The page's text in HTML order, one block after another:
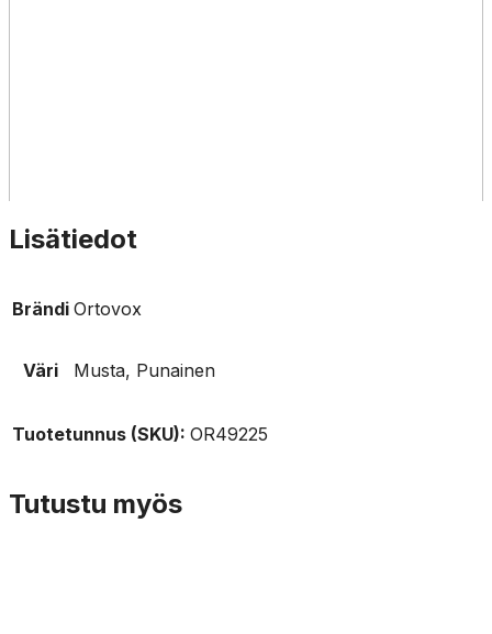
Lisätiedot
Brändi Ortovox
Väri Musta, Punainen
Tuotetunnus (SKU): OR49225
Tutustu myös